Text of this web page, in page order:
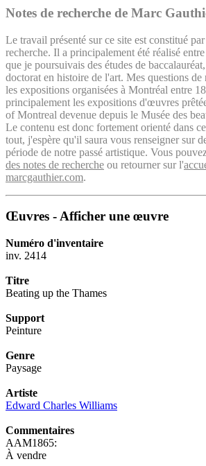
Notes de recherche de Marc
Le travail présenté sur ce site est constitué
recherche. Il a principalement été réalisé
que je poursuivais des études de
doctorat en histoire de l'art. Mes questions de
les expositions organisées à Montréal entre
principalement les expositions d'œuvres
of Montreal devenue depuis le Musée des
Le contenu est donc fortement orienté dans
tout, j'espère qu'il saura vous renseigner sur
période de notre passé artistique. Vous
des notes de recherche ou retourner sur l'
marcgauthier.com.
Œuvres - Afficher une œuvre
Numéro d'inventaire
inv. 2414
Titre
Beating up the Thames
Support
Peinture
Genre
Paysage
Artiste
Edward Charles Williams
Commentaires
AAM1865:
À vendre